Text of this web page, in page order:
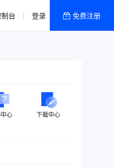
台 登录 免费注册
心 下载中心